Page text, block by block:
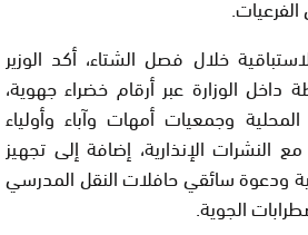
خلال فصل الشتاء، أكد الوزير
داخل الوزارة عبر أرقام خضراء جهوية،
وجمعيات أمهات وآباء وأولياء
مع النشرات الإنذارية، إضافة إلى تجهيز
ودعوة سائقي حافلات النقل المدرسي
الجوية.